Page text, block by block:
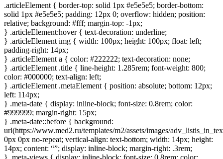
.articleElement { border-top: solid 1px #e5e5e5; border-bottom:
solid 1px #e5e5e5; padding: 12px 0; overflow: hidden; position:
relative; background: #fff; margin-top: -1px;
} .articleElement:hover { text-decoration: underline;
} .articleElement img { width: 100px; height: 100px; float: left;
padding-right: 14px;
} .articleElement a { color: #222222; text-decoration: none;
} .articleElement .title { line-height: 1.285rem; font-weight: 800;
color: #000000; text-align: left;
} .articleElement .metaElement { position: absolute; bottom: 12px;
left: 114px;
} .meta-date { display: inline-block; font-size: 0.8rem; color:
#999999; margin-right: 15px;
} .meta-date::before { background:
url(https://www.med2.ru/templates/m2/assets/images/
0px 0px no-repeat; vertical-align: text-bottom; width: 14px; height:
14px; content: “”; display: inline-block; margin-right: .3rem;
} .meta-views { display: inline-block; font-size: 0.8rem; color: